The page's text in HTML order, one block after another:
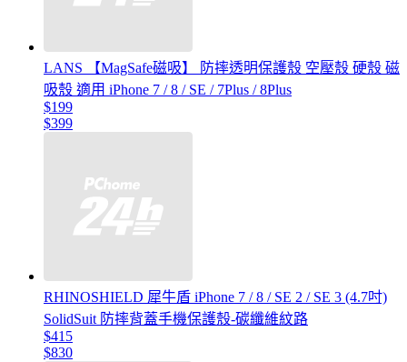
LANS 【MagSafe磁吸】 防摔透明保護殼 空壓殼 硬殼 磁
吸殼 適用 iPhone 7 / 8 / SE / 7Plus / 8Plus
$199
$399
RHINOSHIELD 犀牛盾 iPhone 7 / 8 / SE 2 / SE 3 (4.7吋)
SolidSuit 防摔背蓋手機保護殼-碳纖維紋路
$415
$830